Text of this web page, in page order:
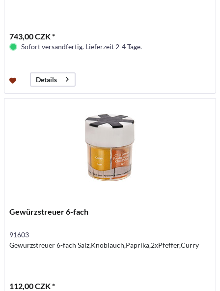
743,00 CZK *
Sofort versandfertig. Lieferzeit 2-4 Tage.
Details
Gewürzstreuer 6-fach
91603
Gewürzstreuer 6-fach Salz,Knoblauch,Paprika,2xPfeffer,Curry
112,00 CZK *